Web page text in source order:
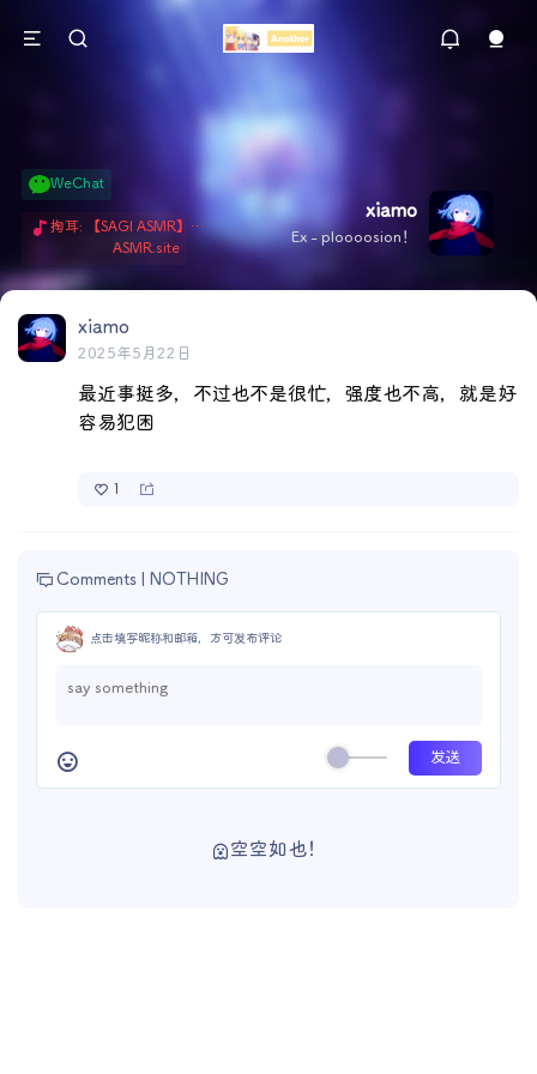
xiamo
Ex - ploooosion！
WeChat
掏耳: 【SAGI ASMR】今天就由阿米娅给博士掏耳吧「耳勺x鹅毛棒x吹气」 Hi-Res无损助眠 + 单刷: ASMR 精选4.0｜ 陪伴天花板 ✦扶扶の温柔哄睡 ✦ 顶级道具和语气词的交融 ✦ 扶桑大红花、
ASMR.site
xiamo
2025年5月22日
最近事挺多，不过也不是很忙，强度也不高，就是好
容易犯困
1
Comments | NOTHING
点击填写昵称和邮箱，方可发布评论
空空如也！